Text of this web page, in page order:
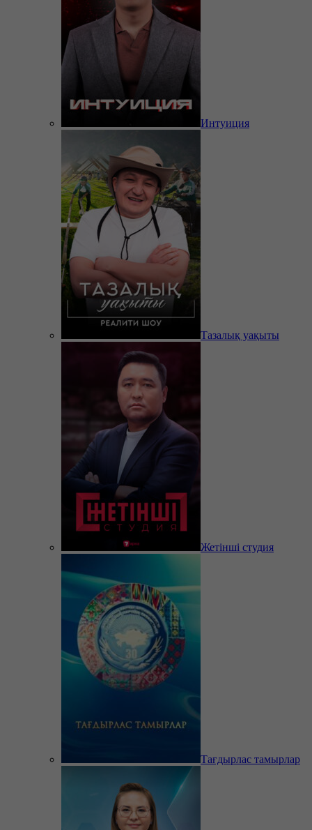
Интуиция
Тазалық уақыты
Жетінші студия
Тағдырлас тамырлар